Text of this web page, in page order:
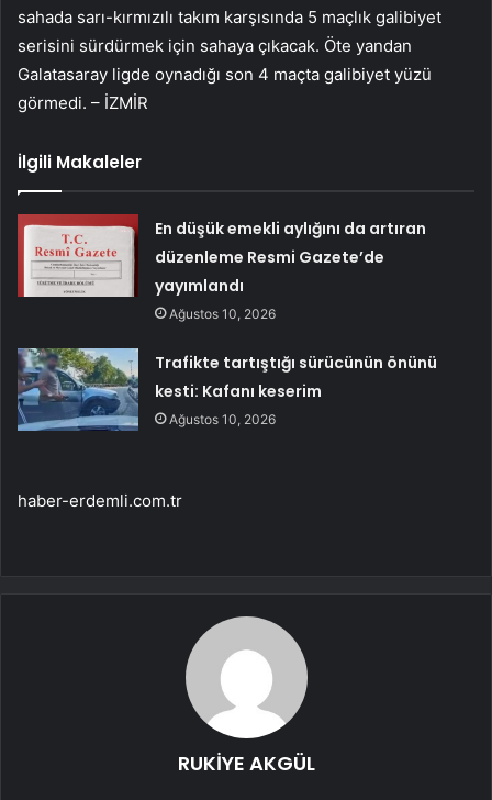
sahada sarı-kırmızılı takım karşısında 5 maçlık galibiyet
serisini sürdürmek için sahaya çıkacak. Öte yandan
Galatasaray ligde oynadığı son 4 maçta galibiyet yüzü
görmedi. – İZMİR
İlgili Makaleler
En düşük emekli aylığını da artıran
düzenleme Resmi Gazete’de
yayımlandı
Ağustos 10, 2026
Trafikte tartıştığı sürücünün önünü
kesti: Kafanı keserim
Ağustos 10, 2026
haber-erdemli.com.tr
RUKİYE AKGÜL